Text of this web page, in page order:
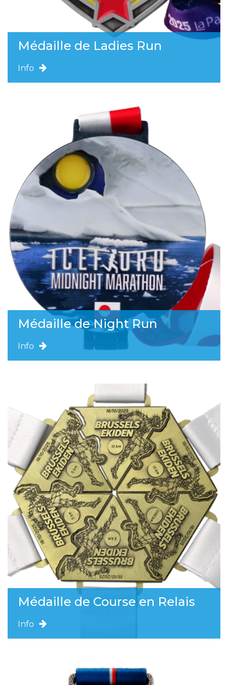
Médaille de Ladies Run
Info
Médaille de Night Run
Info
Médaille de Course en Relais
Info